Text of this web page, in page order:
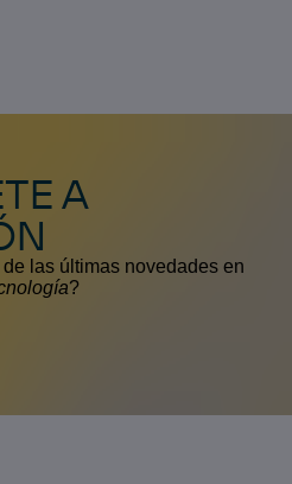
A
las últimas novedades en
?